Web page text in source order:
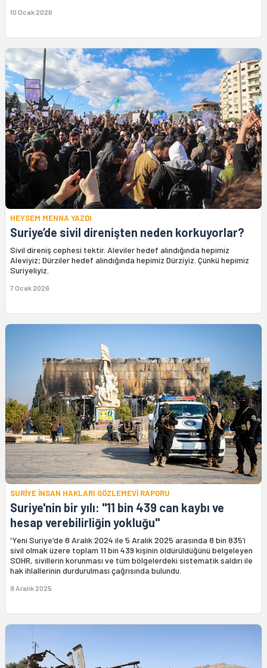
10 Ocak 2026
HEYSEM MENNA YAZDI
Suriye’de sivil direnişten neden korkuyorlar?
Sivil direniş cephesi tektir. Aleviler hedef alındığında hepimiz
Aleviyiz; Dürziler hedef alındığında hepimiz Dürziyiz. Çünkü hepimiz
Suriyeliyiz.
7 Ocak 2026
SURİYE İNSAN HAKLARI GÖZLEMEVİ RAPORU
Suriye'nin bir yılı: "11 bin 439 can kaybı ve
hesap verebilirliğin yokluğu"
'Yeni Suriye'de 8 Aralık 2024 ile 5 Aralık 2025 arasında 8 bin 835’i
sivil olmak üzere toplam 11 bin 439 kişinin öldürüldüğünü belgeleyen
SOHR, sivillerin korunması ve tüm bölgelerdeki sistematik saldırı ile
hak ihlallerinin durdurulması çağrısında bulundu.
9 Aralık 2025